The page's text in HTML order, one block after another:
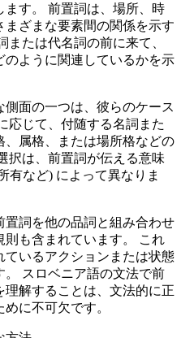
す。 前置詞は、場所、時
ざまな要素間の関係を示す
たは代名詞の前に来て、
ように関連しているかを示
面の一つは、彼らのケース
応じて、付随する名詞また
属格、または場所格などの
択は、前置詞が伝える意味
有など) によって異なりま
置詞を他の品詞と組み合わせ
も含まれています。 これ
ているアクションまたは状態
スロベニア語の文法で前
解することは、文法的に正
に不可欠です。